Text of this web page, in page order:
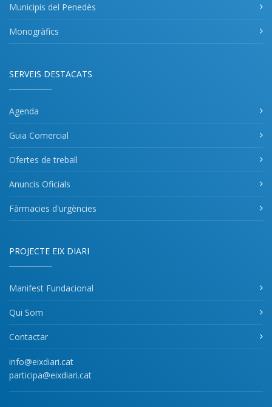
Municipis del Penedès
Monogràfics
SERVEIS DESTACATS
Agenda
Guia Comercial
Ofertes de treball
Anuncis Oficials
Fàrmacies d'urgències
PROJECTE EIX DIARI
Manifest Fundacional
Qui Som
Contactar
info@eixdiari.cat
participa@eixdiari.cat